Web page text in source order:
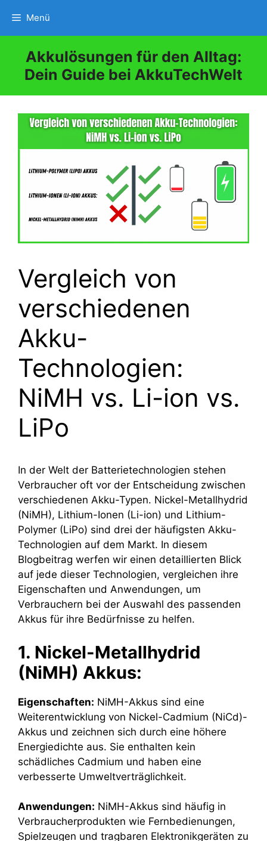
Inhalt
springen
Menü
Akkulösungen für den Alltag:
Dein Guide bei AkkuTechWelt
Vergleich von
verschiedenen
Akku-
Technologien:
NiMH vs. Li-ion vs.
LiPo
In der Welt der Batterietechnologien stehen
Verbraucher oft vor der Entscheidung zwischen
verschiedenen Akku-Typen. Nickel-Metallhydrid
(NiMH), Lithium-Ionen (Li-ion) und Lithium-
Polymer (LiPo) sind drei der häufigsten Akku-
Technologien auf dem Markt. In diesem
Blogbeitrag werfen wir einen detaillierten Blick
auf jede dieser Technologien, vergleichen ihre
Eigenschaften und Anwendungen, um
Verbrauchern bei der Auswahl des passenden
Akkus für ihre Bedürfnisse zu helfen.
1. Nickel-Metallhydrid
(NiMH) Akkus:
Eigenschaften: NiMH-Akkus sind eine
Weiterentwicklung von Nickel-Cadmium (NiCd)-
Akkus und zeichnen sich durch eine höhere
Energiedichte aus. Sie enthalten kein
schädliches Cadmium und haben eine
verbesserte Umweltverträglichkeit.
Anwendungen: NiMH-Akkus sind häufig in
Verbraucherprodukten wie Fernbedienungen,
Spielzeugen und tragbaren Elektronikgeräten zu